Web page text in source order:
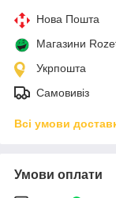
Нова Пошта
Магазини
Укрпошта
Самовивіз
Всі умови
Умови оплати